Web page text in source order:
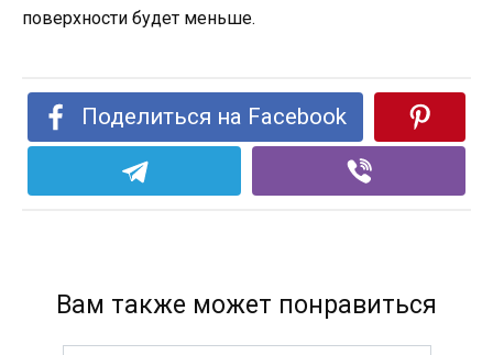
поверхности будет меньше.
Поделиться на Facebook
Вам также может понравиться